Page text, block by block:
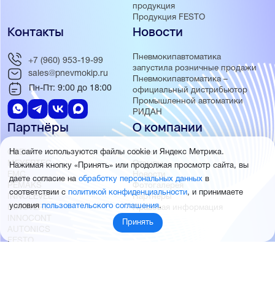
продукция
Продукция FESTO
Новости
Пневмокипавтоматика
запустила розничные продажи
Пневмокипавтоматика –
официальный дистрибьютор
Промышленной автоматики
РИДАН
Партнёры
ОВЕН
MEYERTEC
EMC
PEMAKS
INNOLEVEL
INNOVERT
INNOCONT
AUTONICS
FESTO
О компании
О нас
Отзывы
Новости
Фотогалерея
Партнёры
Правовая информация
Контакты
+7 (960) 953-19-99
sales@pnevmokip.ru
Пн-Пт: 9:00 до 18:00
На сайте используются файлы cookie и Яндекс Метрика.
Нажимая кнопку «Принять» или продолжая просмотр сайта, вы
даете согласие на обработку персональных данных в
соответствии с политикой конфиденциальности, и принимаете
условияпользовательского соглашения.
Принять